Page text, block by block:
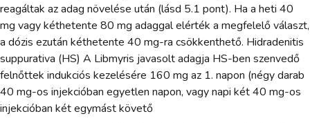
reagáltak az adag növelése után (lásd 5.1 pont). Ha a heti 40
mg vagy kéthetente 80 mg adaggal elérték a megfelelő választ,
a dózis ezután kéthetente 40 mg-ra csökkenthető. Hidradenitis
suppurativa (HS) A Libmyris javasolt adagja HS-ben szenvedő
felnőttek indukciós kezelésére 160 mg az 1. napon (négy darab
40 mg-os injekcióban egyetlen napon, vagy napi két 40 mg-os
injekcióban két egymást követő